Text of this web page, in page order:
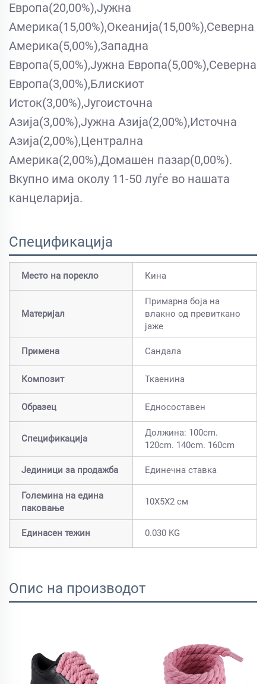
Европа(20,00%),Јужна
Америка(15,00%),Океанија(15,00%),Северна
Америка(5,00%),Западна
Европа(5,00%),Јужна Европа(5,00%),Северна
Европа(3,00%),Блискиот
Исток(3,00%),Југоисточна
Азија(3,00%),Јужна Азија(2,00%),Источна
Азија(2,00%),Централна
Америка(2,00%),Домашен пазар(0,00%).
Вкупно има околу 11-50 луѓе во нашата
канцеларија.
Спецификација
Место на порекло Кина
Материјал
Примарна боја на
влакно од превиткано
јаже
Примена Сандала
Композит Ткаенина
Образец Едносоставен
Спецификација
Должина: 100cm.
120cm. 140cm. 160cm
Јединици за продажба Единечна ставка
Големина на едина
паковање
10X5X2 см
Единасен тежин 0.030 KG
Опис на производот